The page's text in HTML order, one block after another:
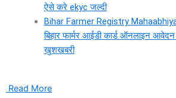
ऐसे करे ekyc जल्दी
Bihar Farmer Registry
बिहार फार्मर आईडी कार्ड ऑनलाइन
खुशखबरी
Read More